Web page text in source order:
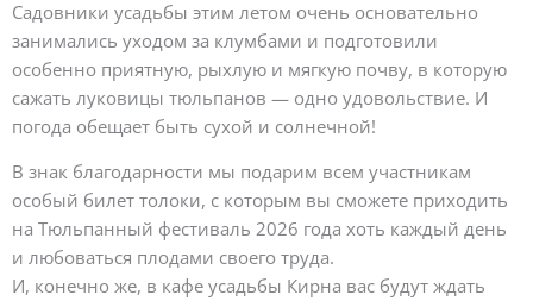
Садовники усадьбы этим летом очень основательно
занимались уходом за клумбами и подготовили
особенно приятную, рыхлую и мягкую почву, в которую
сажать луковицы тюльпанов — одно удовольствие. И
погода обещает быть сухой и солнечной!
В знак благодарности мы подарим всем участникам
особый билет толоки, с которым вы сможете приходить
на Тюльпанный фестиваль 2026 года хоть каждый день
и любоваться плодами своего труда.
И, конечно же, в кафе усадьбы Кирна вас будут ждать